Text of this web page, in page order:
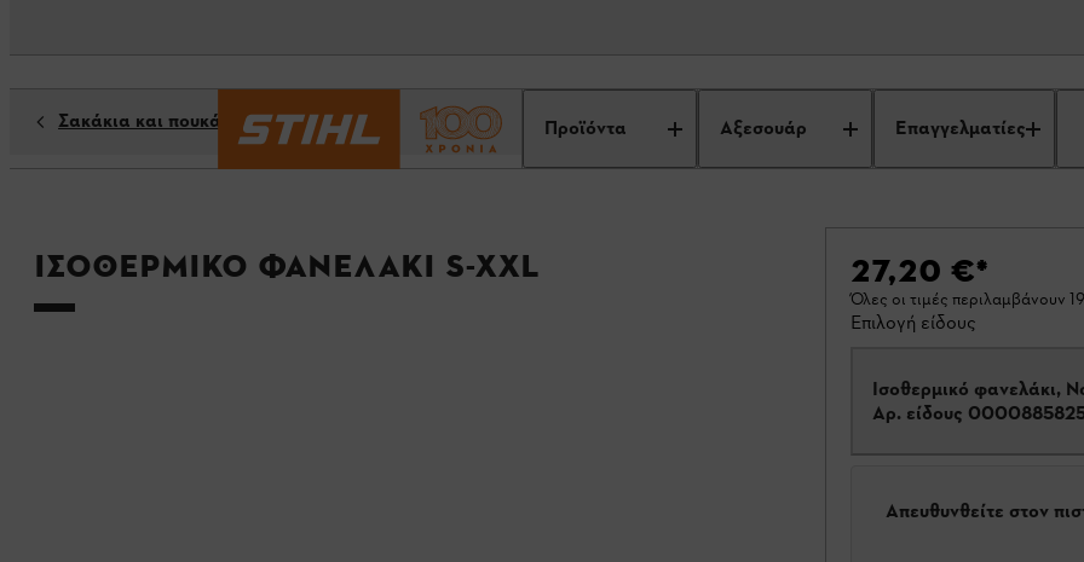
Προϊόντα Αξεσουάρ Επαγγελματίες
Σακάκια και πουκάμισα
Ισοθερμικό φανελάκι S-XXL 27,20 €*
Όλες οι τιμές περιλαμβάνουν
Επιλογή είδους
Ισοθερμικό φανελάκι,
Αρ. είδους
Απευθυνθείτε στον